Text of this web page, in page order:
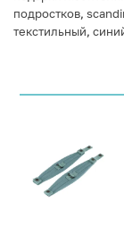
подростков,
текстильный,